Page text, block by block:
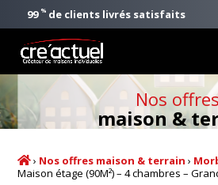
99 %de clients livrés satisfaits
Nos offres
maison &
› Nos offres maison & terrain ›
Maison étage (90M²) – 4 chambres –